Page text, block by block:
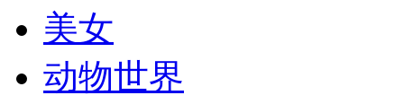
美女
动物世界